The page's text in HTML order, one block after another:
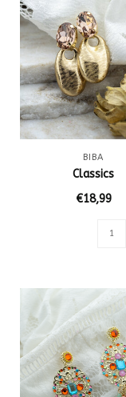
BIBA
Classics
€18,99